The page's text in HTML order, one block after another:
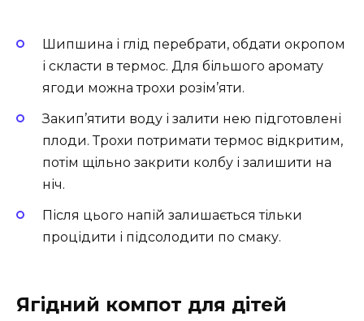
Шипшина і глід перебрати, обдати окропом
і скласти в термос. Для більшого аромату
ягоди можна трохи розім’яти.
Закип’ятити воду і залити нею підготовлені
плоди. Трохи потримати термос відкритим,
потім щільно закрити колбу і залишити на
ніч.
Після цього напій залишається тільки
процідити і підсолодити по смаку.
Ягідний компот для дітей